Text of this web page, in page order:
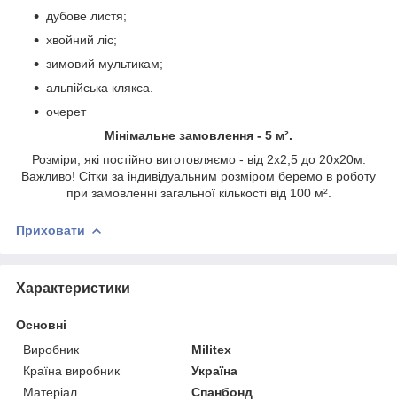
дубове листя;
хвойний ліс;
зимовий мультикам;
альпійська клякса.
очерет
Мінімальне замовлення - 5 м².
Розміри, які постійно виготовляємо - від 2х2,5 до 20х20м.
Важливо! Сітки за індивідуальним розміром беремо в роботу
при замовленні загальної кількості від 100 м².
Приховати
Характеристики
Основні
Виробник
Militex
Країна виробник
Україна
Матеріал
Спанбонд